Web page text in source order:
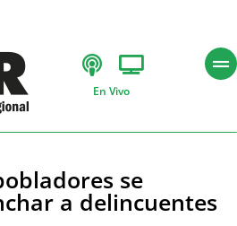
En Vivo
se
a delincuentes